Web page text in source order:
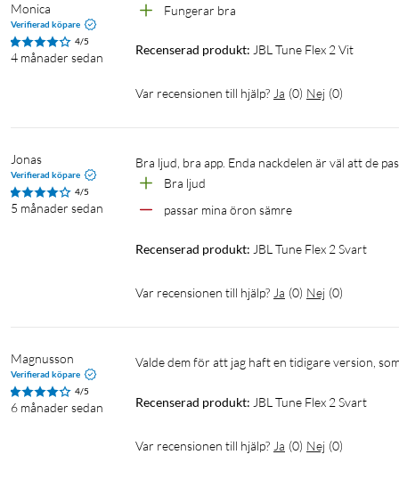
Monica
Verifierad köpare
4/5
4 månader sedan
Fungerar bra
Recenserad produkt: JBL Tune Flex 2 Vit
Var recensionen till hjälp? Ja (0) Nej (0)
Jonas
Verifierad köpare
4/5
5 månader sedan
Bra ljud, bra app. Enda nackdelen är väl att de
Bra ljud
passar mina öron sämre
Recenserad produkt: JBL Tune Flex 2 Svart
Var recensionen till hjälp? Ja (0) Nej (0)
Magnusson
Verifierad köpare
4/5
6 månader sedan
Valde dem för att jag haft en tidigare version,
Recenserad produkt: JBL Tune Flex 2 Svart
Var recensionen till hjälp? Ja (0) Nej (0)